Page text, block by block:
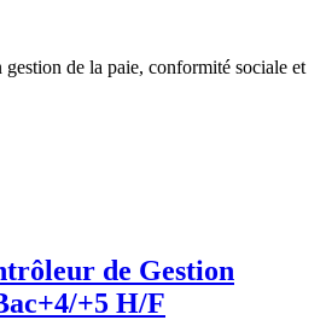
de la paie, conformité sociale et
de Gestion
+5 H/F